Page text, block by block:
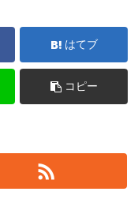
はてブ
コピー